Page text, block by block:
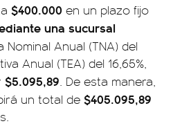
$400.000 en un plazo fijo
una sucursal
Nominal Anual (TNA) del
Anual (TEA) del 16,65%,
$5.095,89. De esta manera,
un total de $405.095,89